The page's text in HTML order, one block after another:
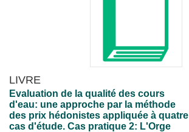
LIVRE
Evaluation de la qualité des cours
d'eau: une approche par la méthode
des prix hédonistes appliquée à quatre
cas d'étude. Cas pratique 2: L'Orge